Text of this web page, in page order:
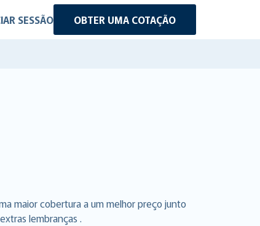
SESSÃO OBTER UMA COTAÇÃO
maior cobertura a um melhor preço junto
lembranças .